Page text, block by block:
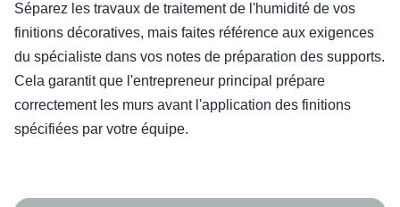
Séparez les travaux de traitement de l'humidité de vos
finitions décoratives, mais faites référence aux exigences
du spécialiste dans vos notes de préparation des supports.
Cela garantit que l'entrepreneur principal prépare
correctement les murs avant l'application des finitions
spécifiées par votre équipe.